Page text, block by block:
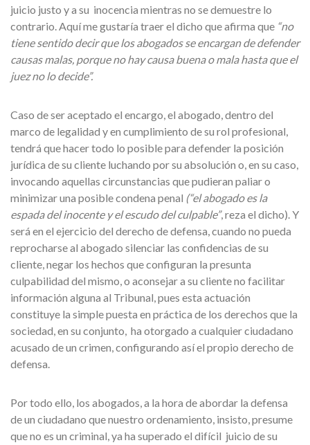
juicio justo y a su inocencia mientras no se demuestre lo
contrario. Aquí me gustaría traer el dicho que afirma que “no
tiene sentido decir que los abogados se encargan de defender
causas malas, porque no hay causa buena o mala hasta que el
juez no lo decide”.
Caso de ser aceptado el encargo, el abogado, dentro del
marco de legalidad y en cumplimiento de su rol profesional,
tendrá que hacer todo lo posible para defender la posición
jurídica de su cliente luchando por su absolución o, en su caso,
invocando aquellas circunstancias que pudieran paliar o
minimizar una posible condena penal (“el abogado es la
espada del inocente y el escudo del culpable”, reza el dicho). Y
será en el ejercicio del derecho de defensa, cuando no pueda
reprocharse al abogado silenciar las confidencias de su
cliente, negar los hechos que configuran la presunta
culpabilidad del mismo, o aconsejar a su cliente no facilitar
información alguna al Tribunal, pues esta actuación
constituye la simple puesta en práctica de los derechos que la
sociedad, en su conjunto, ha otorgado a cualquier ciudadano
acusado de un crimen, configurando así el propio derecho de
defensa.
Por todo ello, los abogados, a la hora de abordar la defensa
de un ciudadano que nuestro ordenamiento, insisto, presume
que no es un criminal, ya ha superado el difícil juicio de su